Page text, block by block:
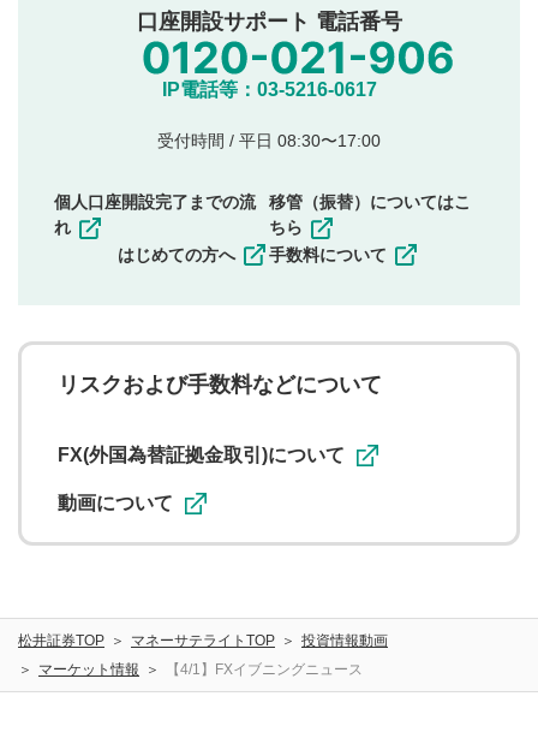
公序良俗に反する内容の投稿
氏名、住所、電話番号など個人を特定できる情報の
他のサイトへの誘導や営利目的、広告・宣伝を目
他者の権利（商標、著作権、その他の知的財産
同一内容の多重投稿
その他当社が不適切と判断した投稿
一度投稿した評価およびコメントの変更・削除はできま
ことを承諾したものとします。また、利用者は、コメント
に関する著作者人格権を行使しないことに同意します。利
用者が投稿したコメントは、当社サービスの広告・宣伝、
ることがあります。
口座開設サポート 電話番号
IP電話等：03-5216-0617
受付時間 / 平日 08:30〜17:00
個人口座開設完了までの流
れ
はじめての方へ
移管（振替）についてはこ
ちら
手数料について
リスクおよび手数料などについて
FX(外国為替証拠金取引)について
動画について
松井証券TOP マネーサテライトTOP
投資情報動画
マーケット情報
【4/1】FXイブニングニュース